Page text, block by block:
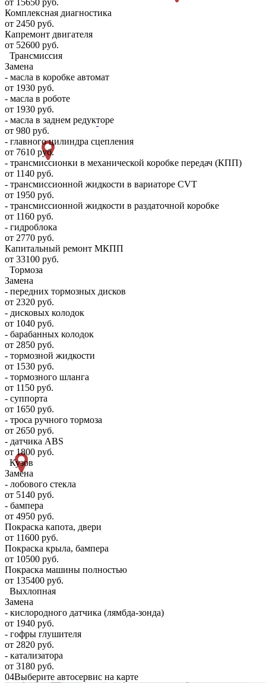
от 15650 руб.
Комплексная диагностика
от 2450 руб.
Капремонт двигателя
от 52600 руб.
Трансмиссия
Замена
- масла в коробке автомат
от 1930 руб.
- масла в роботе
от 1930 руб.
- масла в заднем редукторе
от 980 руб.
- главного цилиндра сцепления
от 7610 руб.
- трансмиссионки в механической коробке передач (КПП)
от 1140 руб.
- трансмиссионной жидкости в вариаторе CVT
от 1950 руб.
- трансмиссионной жидкости в раздаточной коробке
от 1160 руб.
- гидроблока
от 2770 руб.
Капитальный ремонт МКПП
от 33100 руб.
Тормоза
Замена
- передних тормозных дисков
от 2320 руб.
- дисковых колодок
от 1040 руб.
- барабанных колодок
от 2850 руб.
- тормозной жидкости
от 1530 руб.
- тормозного шланга
от 1150 руб.
- суппорта
от 1650 руб.
- троса ручного тормоза
от 2650 руб.
- датчика ABS
от 1800 руб.
Кузов
Замена
- лобового стекла
от 5140 руб.
- бампера
от 4950 руб.
Покраска капота, двери
от 11600 руб.
Покраска крыла, бампера
от 10500 руб.
Покраска машины полностью
от 135400 руб.
Выхлопная
Замена
- кислородного датчика (лямбда-зонда)
от 1940 руб.
- гофры глушителя
от 2820 руб.
- катализатора
от 3180 руб.
04Выберите автосервис на карте